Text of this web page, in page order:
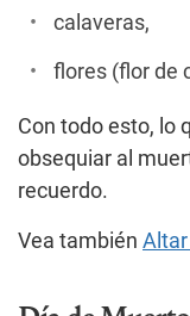
calaveras,
flores (flor de
Con todo esto, lo
obsequiar al
recuerdo.
Vea también